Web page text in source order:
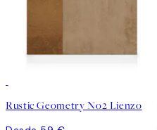
Rustic Geometry No2 Lienzo